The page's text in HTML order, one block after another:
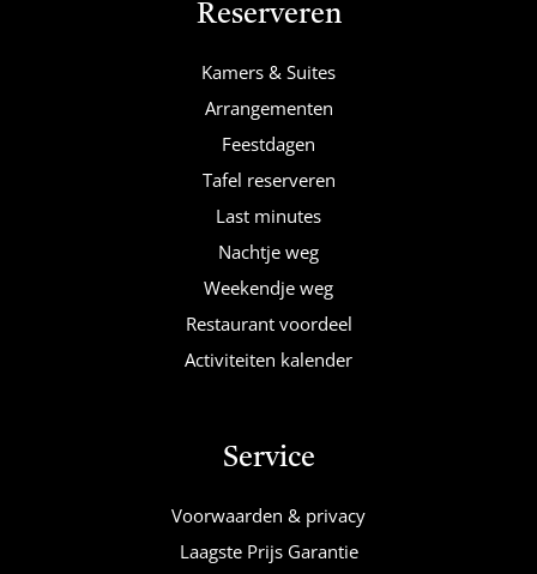
Reserveren
Kamers & Suites
Arrangementen
Feestdagen
Tafel reserveren
Last minutes
Nachtje weg
Weekendje weg
Restaurant voordeel
Activiteiten kalender
Service
Voorwaarden & privacy
Laagste Prijs Garantie